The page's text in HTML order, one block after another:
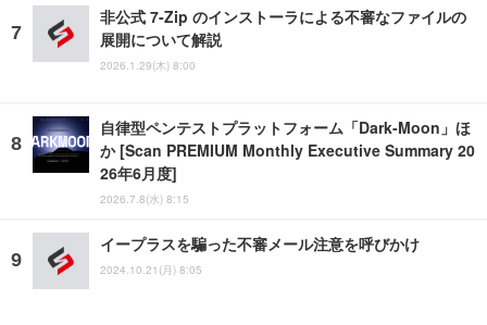
非公式 7-Zip のインストーラによる不審なファイルの
展開について解説
2026.1.29(木) 8:00
自律型ペンテストプラットフォーム「Dark-Moon」ほ
か [Scan PREMIUM Monthly Executive Summary 20
26年6月度]
2026.7.8(水) 8:15
イープラスを騙った不審メール注意を呼びかけ
2024.10.21(月) 8:05